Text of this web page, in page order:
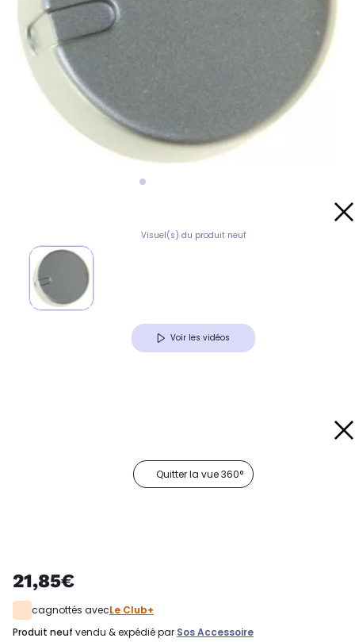
Visuel(s) du produit neuf
Voir les vidéos
Quitter la vue 360°
21,85€
cagnottés avecLe Club+
produit neuf vendu & expédié par Sos Accessoire